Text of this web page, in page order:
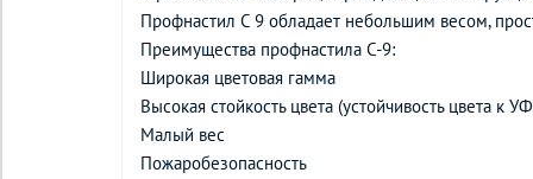
Профнастил С 9 обладает небольшим весом,
Преимущества профнастила С-9:
Широкая цветовая гамма
Высокая стойкость цвета (устойчивость цвета к
Малый вес
Пожаробезопасность